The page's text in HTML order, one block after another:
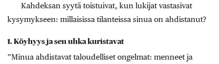
Kahdeksan syytä toistuivat, kun lukijat vastasivat
kysymykseen: millaisissa tilanteissa sinua on ahdistanut?
1. Köyhyys ja sen uhka kuristavat
​”Minua ahdistavat taloudelliset ongelmat: menneet ja